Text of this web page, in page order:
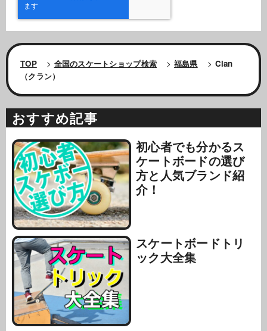
TOP > 全国のスケートショップ検索 > 福島県 > Clan
（クラン）
おすすめ記事
初心者でも分かるス
ケートボードの選び
方と人気ブランド紹
介！
スケートボードトリ
ック大全集